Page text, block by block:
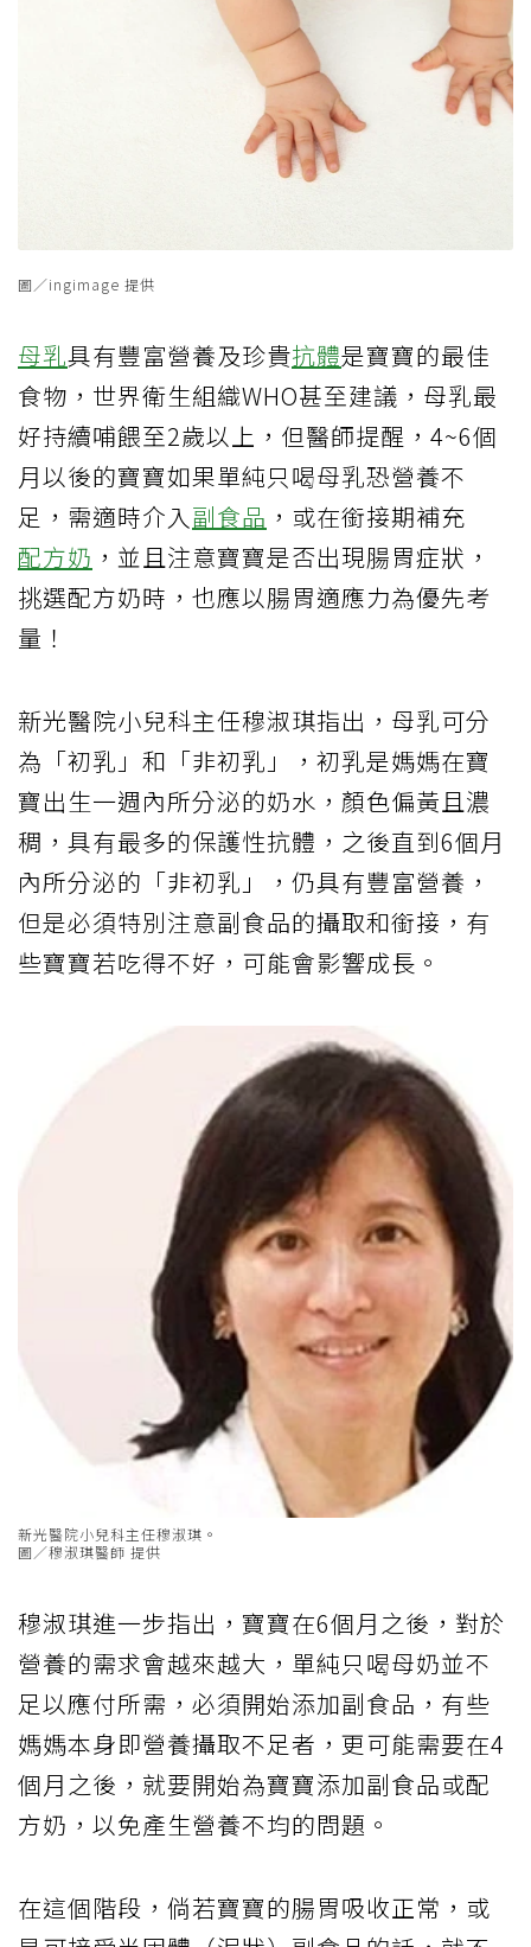
圖／ingimage 提供
母乳具有豐富營養及珍貴抗體是寶寶的最佳
食物，世界衛生組織WHO甚至建議，母乳最
好持續哺餵至2歲以上，但醫師提醒，4~6個
月以後的寶寶如果單純只喝母乳恐營養不
足，需適時介入副食品 ，或在銜接期補充
配方奶 ，並且注意寶寶是否出現腸胃症狀，
挑選配方奶時，也應以腸胃適應力為優先考
量！
新光醫院小兒科主任穆淑琪指出，母乳可分
為「初乳」和「非初乳」，初乳是媽媽在寶
寶出生一週內所分泌的奶水，顏色偏黃且濃
稠，具有最多的保護性抗體，之後直到6個月
內所分泌的「非初乳」，仍具有豐富營養，
但是必須特別注意副食品的攝取和銜接，有
些寶寶若吃得不好，可能會影響成長。
新光醫院小兒科主任穆淑琪。
圖／穆淑琪醫師 提供
穆淑琪進一步指出，寶寶在6個月之後，對於
營養的需求會越來越大，單純只喝母奶並不
足以應付所需，必須開始添加副食品，有些
媽媽本身即營養攝取不足者，更可能需要在4
個月之後，就要開始為寶寶添加副食品或配
方奶，以免產生營養不均的問題。
在這個階段，倘若寶寶的腸胃吸收正常，或